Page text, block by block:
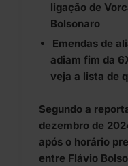
ligação de
Bolsonaro
Emendas de
adiam fim da
veja a lista de
Segundo a
dezembro de
após o horário
entre Flávio